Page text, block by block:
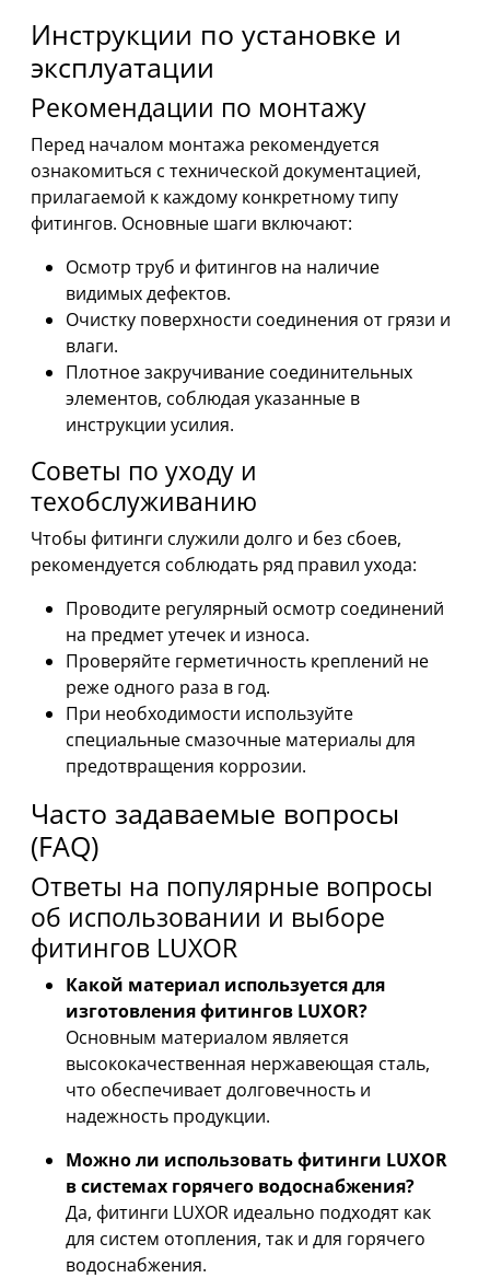
Инструкции по установке и
эксплуатации
Рекомендации по монтажу
Перед началом монтажа рекомендуется
ознакомиться с технической документацией,
прилагаемой к каждому конкретному типу
фитингов. Основные шаги включают:
Осмотр труб и фитингов на наличие
видимых дефектов.
Очистку поверхности соединения от грязи и
влаги.
Плотное закручивание соединительных
элементов, соблюдая указанные в
инструкции усилия.
Советы по уходу и
техобслуживанию
Чтобы фитинги служили долго и без сбоев,
рекомендуется соблюдать ряд правил ухода:
Проводите регулярный осмотр соединений
на предмет утечек и износа.
Проверяйте герметичность креплений не
реже одного раза в год.
При необходимости используйте
специальные смазочные материалы для
предотвращения коррозии.
Часто задаваемые вопросы
(FAQ)
Ответы на популярные вопросы
об использовании и выборе
фитингов LUXOR
Какой материал используется для
изготовления фитингов LUXOR?
Основным материалом является
высококачественная нержавеющая сталь,
что обеспечивает долговечность и
надежность продукции.
Можно ли использовать фитинги LUXOR
в системах горячего водоснабжения?
Да, фитинги LUXOR идеально подходят как
для систем отопления, так и для горячего
водоснабжения.